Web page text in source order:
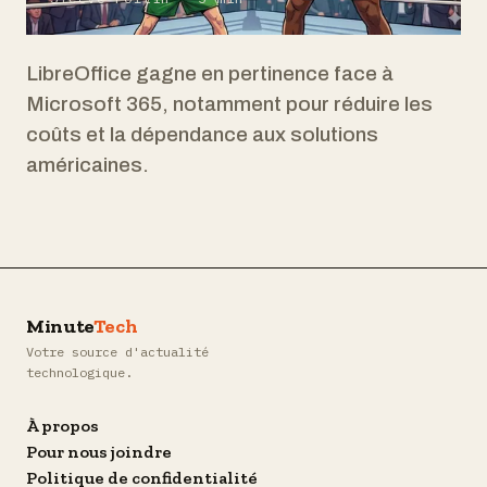
LibreOffice gagne en pertinence face à
Microsoft 365, notamment pour réduire les
coûts et la dépendance aux solutions
américaines.
MinuteTech
Votre source d'actualité
technologique.
À propos
Pour nous joindre
Politique de confidentialité